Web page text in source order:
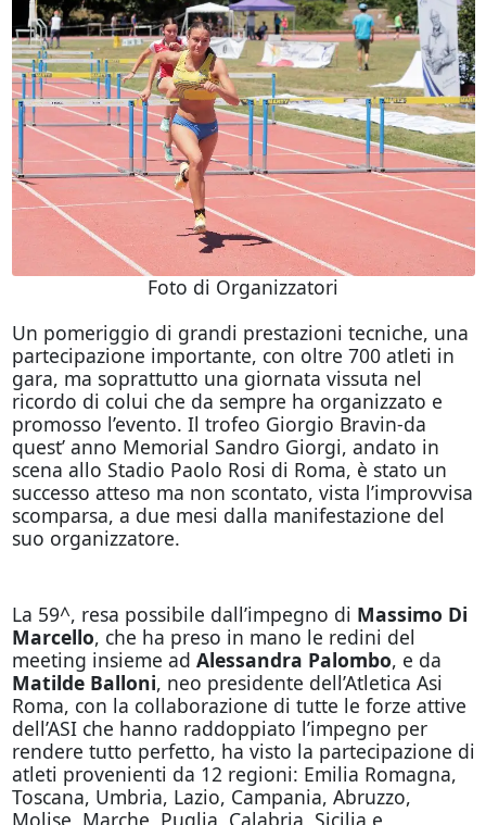
Foto di Organizzatori
Un pomeriggio di grandi prestazioni tecniche, una
partecipazione importante, con oltre 700 atleti in
gara, ma soprattutto una giornata vissuta nel
ricordo di colui che da sempre ha organizzato e
promosso l’evento. Il trofeo Giorgio Bravin-da
quest’ anno Memorial Sandro Giorgi, andato in
scena allo Stadio Paolo Rosi di Roma, è stato un
successo atteso ma non scontato, vista l’improvvisa
scomparsa, a due mesi dalla manifestazione del
suo organizzatore.
La 59^, resa possibile dall’impegno di Massimo Di
Marcello, che ha preso in mano le redini del
meeting insieme ad Alessandra Palombo, e da
Matilde Balloni, neo presidente dell’Atletica Asi
Roma, con la collaborazione di tutte le forze attive
dell’ASI che hanno raddoppiato l’impegno per
rendere tutto perfetto, ha visto la partecipazione di
atleti provenienti da 12 regioni: Emilia Romagna,
Toscana, Umbria, Lazio, Campania, Abruzzo,
Molise, Marche, Puglia, Calabria, Sicilia e